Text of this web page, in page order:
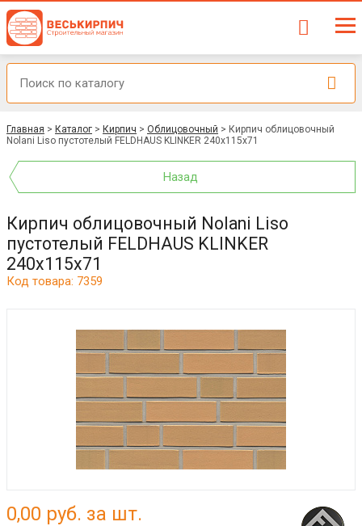
Главная > Каталог > Кирпич > Облицовочный > Кирпич облицовочный
Nolani Liso пустотелый FELDHAUS KLINKER 240x115x71
Назад
Кирпич облицовочный Nolani Liso
пустотелый FELDHAUS KLINKER
240x115x71
Код товара: 7359
0,00 руб. за шт.